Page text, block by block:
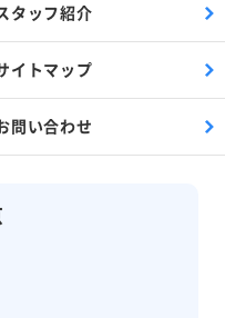
タッフ紹介
イトマップ
問い合わせ